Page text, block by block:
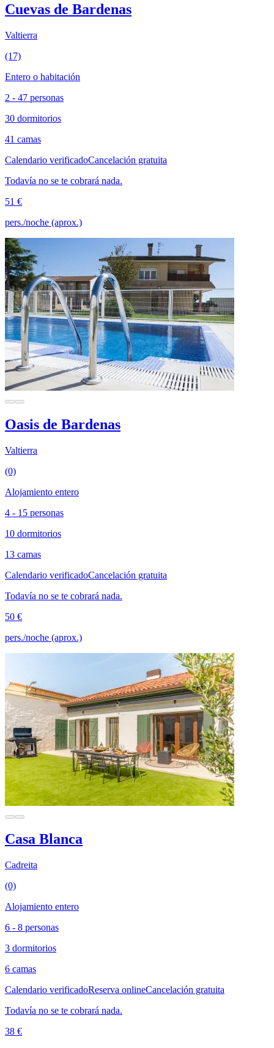
Cuevas de Bardenas
Valtierra
(17)
Entero o habitación
2 - 47 personas
30 dormitorios
41 camas
Calendario verificadoCancelación gratuita
Todavía no se te cobrará nada.
51 €
pers./noche (aprox.)
Oasis de Bardenas
Valtierra
(0)
Alojamiento entero
4 - 15 personas
10 dormitorios
13 camas
Calendario verificadoCancelación gratuita
Todavía no se te cobrará nada.
50 €
pers./noche (aprox.)
Casa Blanca
Cadreita
(0)
Alojamiento entero
6 - 8 personas
3 dormitorios
6 camas
Calendario verificadoReserva onlineCancelación gratuita
Todavía no se te cobrará nada.
38 €